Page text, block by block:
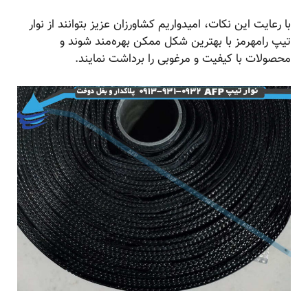
با رعایت این نکات، امیدواریم کشاورزان عزیز بتوانند از نوار
تیپ رامهرمز با بهترین شکل ممکن بهره‌مند شوند و
محصولات با کیفیت و مرغوبی را برداشت نمایند.